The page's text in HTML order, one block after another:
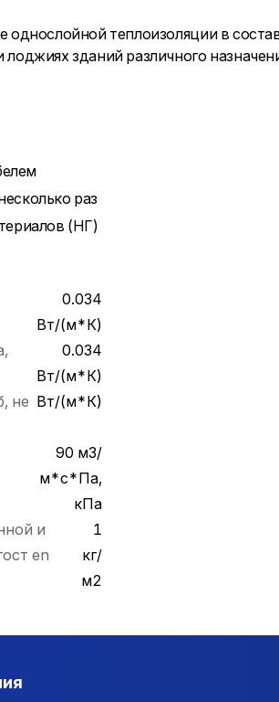
однослойной теплоизоляции в
зданий различного
раз
(НГ)
0.034
Вт/(м*К)
0.034
Вт/(м*К)
не Вт/(м*К)
90 м3/
м*с*Па,
кПа
и
en
1
кг/
м2